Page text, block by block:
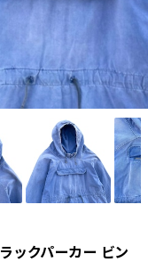
ックパーカー ビン